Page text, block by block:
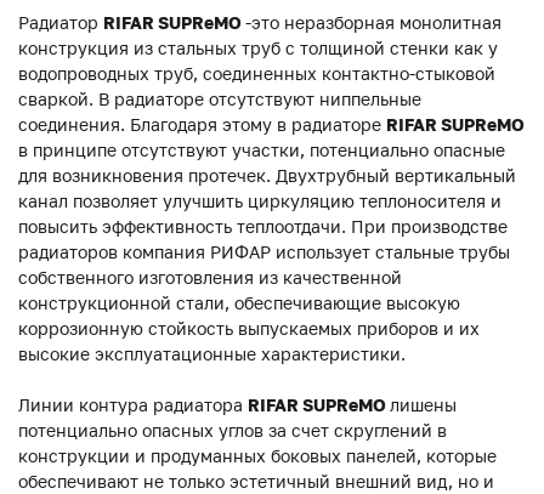
Радиатор RIFAR SUPReMO-это неразборная монолитная
конструкция из стальных труб с толщиной стенки как у
водопроводных труб, соединенных контактно-стыковой
сваркой. В радиаторе отсутствуют ниппельные
соединения. Благодаря этому в радиаторе RIFAR SUPReMO
в принципе отсутствуют участки, потенциально опасные
для возникновения протечек. Двухтрубный вертикальный
канал позволяет улучшить циркуляцию теплоносителя и
повысить эффективность теплоотдачи. При производстве
радиаторов компания РИФАР использует стальные трубы
собственного изготовления из качественной
конструкционной стали, обеспечивающие высокую
коррозионную стойкость выпускаемых приборов и их
высокие эксплуатационные характеристики.
Линии контура радиатора RIFAR SUPReMO лишены
потенциально опасных углов за счет скруглений в
конструкции и продуманных боковых панелей, которые
обеспечивают не только эстетичный внешний вид, но и